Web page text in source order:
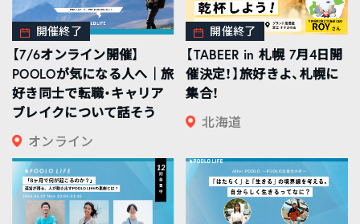
開催終了
【7/6オンライン開催】
POOLOが気になる人へ｜旅
好き同士で転職・キャリア
ブレイクについて話そう
オンライン
開催終了
【TABEER in 札幌 7月4日開
催決定！】旅好きよ、札幌に
集合！
北海道